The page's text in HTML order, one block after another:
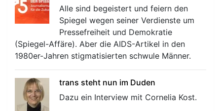
Alle sind begeistert und feiern den
Spiegel wegen seiner Verdienste um
Pressefreiheit und Demokratie
(Spiegel-Affäre). Aber die AIDS-Artikel in den
1980er-Jahren stigmatisierten schwule Männer.
trans steht nun im Duden
Dazu ein Interview mit Cornelia Kost.